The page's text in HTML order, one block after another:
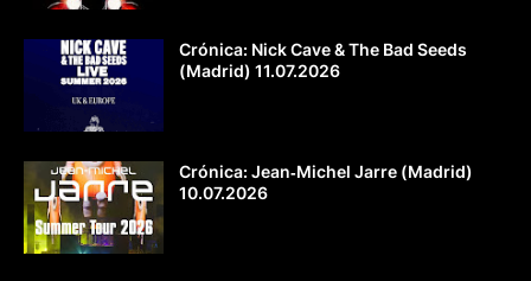
Crónica: Nick Cave & The Bad Seeds
(Madrid) 11.07.2026
Crónica: Jean‐Michel Jarre (Madrid)
10.07.2026